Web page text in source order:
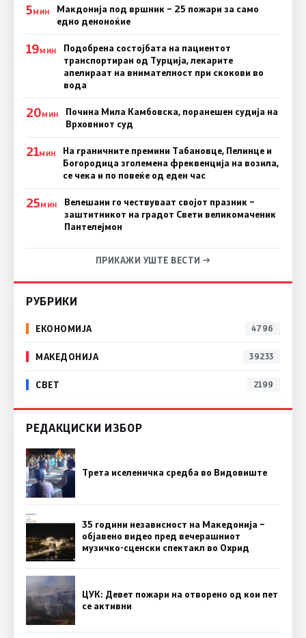
5МИН
Макдонија под вршник – 25 пожари за само
едно деноноќие
19МИН
Подобрена состојбата на пациентот
транспортиран од Турција, лекарите
апелираат на внимателност при скокови во
вода
20МИН
Почина Мила Камбовска, поранешен судија на
Врховниот суд
21МИН
На граничните премини Табановце, Пелинце и
Богородица зголемена фреквенција на возила,
се чека и по повеќе од еден час
25МИН
Велешани го чествуваат својот празник –
заштитникот на градот Свети великомаченик
Пантелејмон
ПРИКАЖИ УШТЕ ВЕСТИ →
РУБРИКИ
ЕКОНОМИЈА 4796
МАКЕДОНИЈА 39233
СВЕТ 2199
РЕДАКЦИСКИ ИЗБОР
Трета иселеничка средба во Видовиште
35 години независност на Македонија –
објавено видео пред вечерашниот
музичко-сценски спектакл во Охрид
ЦУК: Девет пожари на отворено од кои пет
се активни